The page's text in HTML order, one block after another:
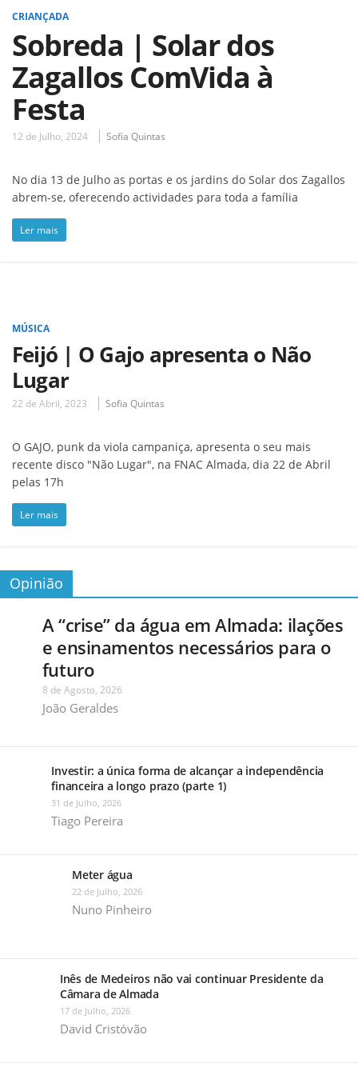
CRIANÇADA
Sobreda | Solar dos
Zagallos ComVida à
Festa
12 de Julho, 2024 Sofia Quintas
No dia 13 de Julho as portas e os jardins do Solar dos Zagallos
abrem-se, oferecendo actividades para toda a família
Ler mais
MÚSICA
Feijó | O Gajo apresenta o Não
Lugar
22 de Abril, 2023 Sofia Quintas
O GAJO, punk da viola campaniça, apresenta o seu mais
recente disco "Não Lugar", na FNAC Almada, dia 22 de Abril
pelas 17h
Ler mais
Opinião
A “crise” da água em Almada: ilações
e ensinamentos necessários para o
futuro
8 de Agosto, 2026
João Geraldes
Investir: a única forma de alcançar a independência
financeira a longo prazo (parte 1)
31 de Julho, 2026
Tiago Pereira
Meter água
22 de Julho, 2026
Nuno Pinheiro
Inês de Medeiros não vai continuar Presidente da
Câmara de Almada
17 de Julho, 2026
David Cristóvão